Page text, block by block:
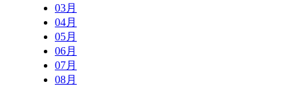
03月
04月
05月
06月
07月
08月